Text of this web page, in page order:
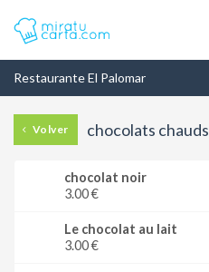
Restaurante El Palomar
Volver chocolats chauds
chocolat noir
3.00 €
Le chocolat au lait
3.00 €